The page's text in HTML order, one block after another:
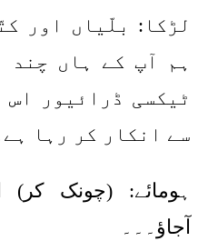
لڑکا: بلّیاں اور
ہم آپ کے ہاں چند
ٹیکسی ڈرائیور
سے انکار کر رہا ہے۔
ہومائے: (چونک کر)
آجاؤ۔۔۔